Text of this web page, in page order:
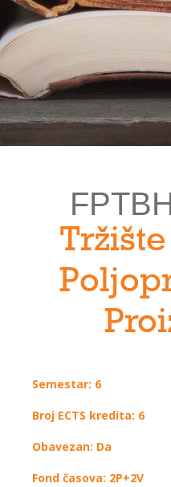
Semestar: 6
Broj ECTS kredita: 6
Obavezan: Da
Fond časova: 2P+2V